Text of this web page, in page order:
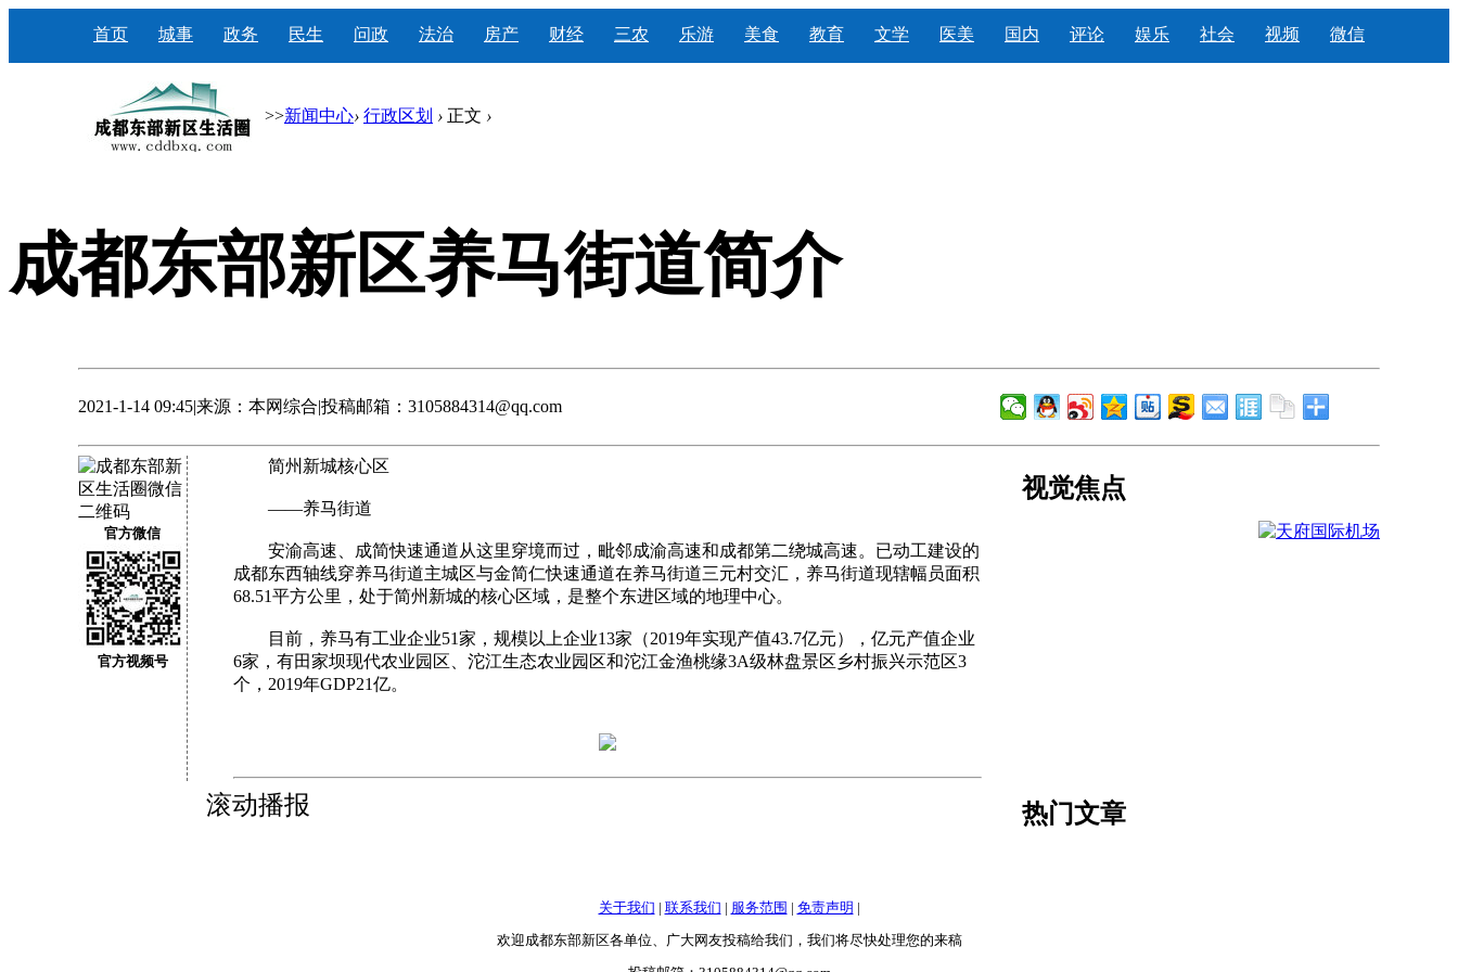
首页 城事 政务 民生 问政 法治 房产 财经 三农 乐游 美食 教育 文学 医美 国内 评论 娱乐 社会 视频 微信
>>新闻中心› 行政区划 › 正文 ›
成都东部新区养马街道简介
2021-1-14 09:45|来源：本网综合|投稿邮箱：3105884314@qq.com
官方微信
官方视频号
简州新城核心区
——养马街道
安渝高速、成简快速通道从这里穿境而过，毗邻成渝高速和成都第二绕城高速。已动工建设的
成都东西轴线穿养马街道主城区与金简仁快速通道在养马街道三元村交汇，养马街道现辖幅员面积
68.51平方公里，处于简州新城的核心区域，是整个东进区域的地理中心。
目前，养马有工业企业51家，规模以上企业13家（2019年实现产值43.7亿元），亿元产值企业
6家，有田家坝现代农业园区、沱江生态农业园区和沱江金渔桃缘3A级林盘景区乡村振兴示范区3
个，2019年GDP21亿。
滚动播报
视觉焦点
热门文章
关于我们 | 联系我们 | 服务范围 | 免责声明 |
欢迎成都东部新区各单位、广大网友投稿给我们，我们将尽快处理您的来稿